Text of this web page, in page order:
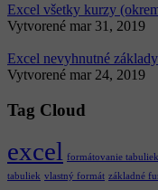
Excel všetky kurzy
Vytvorené mar 31, 2019
Excel nevyhnutné základy
Vytvorené mar 24, 2019
Tag Cloud
excel formátovanie tabuliek
tabuliek vlastný formát základné